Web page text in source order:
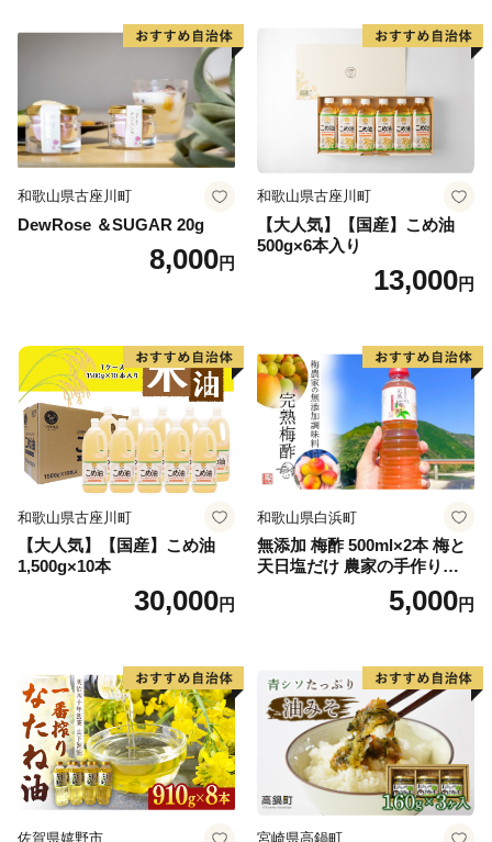
和歌山県古座川町
DewRose ＆SUGAR 20g
8,000円
和歌山県古座川町
【大人気】【国産】こめ油
500g×6本入り
13,000円
和歌山県古座川町
【大人気】【国産】こめ油
1,500g×10本
30,000円
和歌山県白浜町
無添加 梅酢 500ml×2本 梅と
天日塩だけ 農家の手作り完
5,000円
佐賀県嬉野市 宮崎県高鍋町